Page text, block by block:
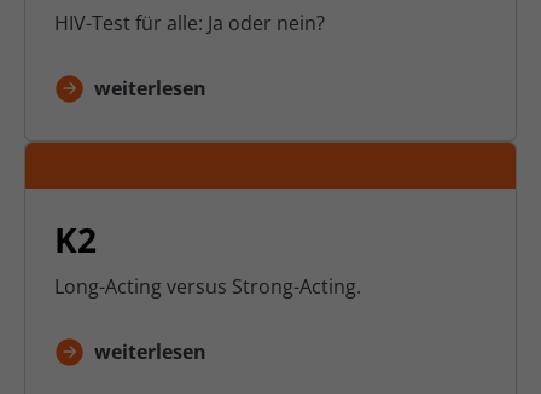
HIV-Test für alle: Ja oder nein?
weiterlesen
K2
Long-Acting versus Strong-Acting.
weiterlesen